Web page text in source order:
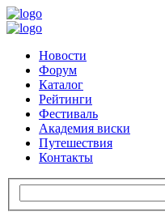
Новости
Форум
Каталог
Рейтинги
Фестиваль
Академия виски
Путешествия
Контакты